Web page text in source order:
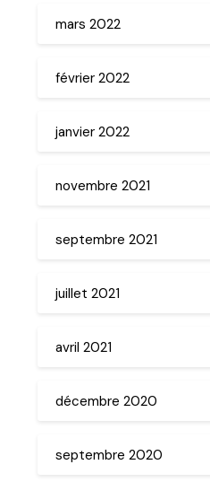
mars 2022
février 2022
janvier 2022
novembre 2021
septembre 2021
juillet 2021
avril 2021
décembre 2020
septembre 2020